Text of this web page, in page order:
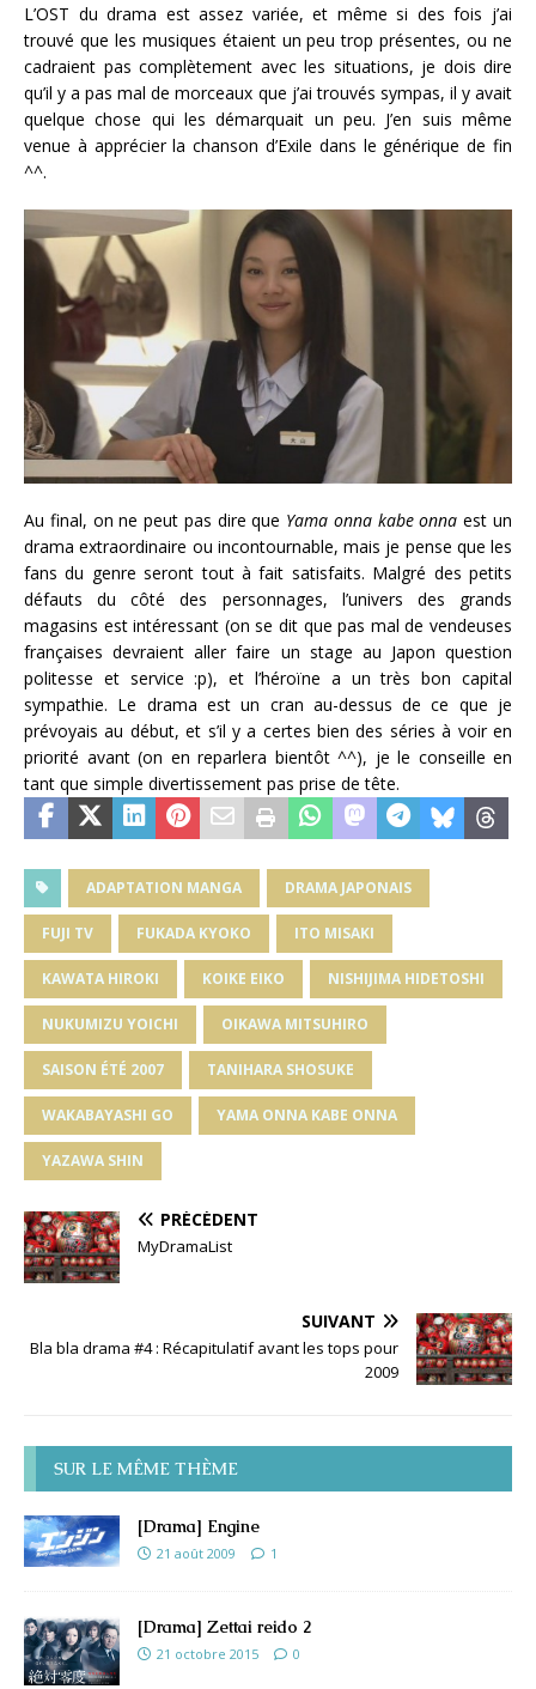
L’OST du drama est assez variée, et même si des fois j’ai
trouvé que les musiques étaient un peu trop présentes, ou ne
cadraient pas complètement avec les situations, je dois dire
qu’il y a pas mal de morceaux que j’ai trouvés sympas, il y avait
quelque chose qui les démarquait un peu. J’en suis même
venue à apprécier la chanson d’Exile dans le générique de fin
^^.
Au final, on ne peut pas dire que Yama onna kabe onna est un
drama extraordinaire ou incontournable, mais je pense que les
fans du genre seront tout à fait satisfaits. Malgré des petits
défauts du côté des personnages, l’univers des grands
magasins est intéressant (on se dit que pas mal de vendeuses
françaises devraient aller faire un stage au Japon question
politesse et service :p), et l’héroïne a un très bon capital
sympathie. Le drama est un cran au-dessus de ce que je
prévoyais au début, et s’il y a certes bien des séries à voir en
priorité avant (on en reparlera bientôt ^^), je le conseille en
tant que simple divertissement pas prise de tête.
ADAPTATION MANGA DRAMA JAPONAIS
FUJI TV FUKADA KYOKO ITO MISAKI
KAWATA HIROKI KOIKE EIKO NISHIJIMA HIDETOSHI
NUKUMIZU YOICHI OIKAWA MITSUHIRO
SAISON ÉTÉ 2007 TANIHARA SHOSUKE
WAKABAYASHI GO YAMA ONNA KABE ONNA
YAZAWA SHIN
PRÉCÉDENT
MyDramaList
SUIVANT
Bla bla drama #4 : Récapitulatif avant les tops pour
2009
SUR LE MÊME THÈME
[Drama] Engine
21 août 2009 1
[Drama] Zettai reido 2
21 octobre 2015 0